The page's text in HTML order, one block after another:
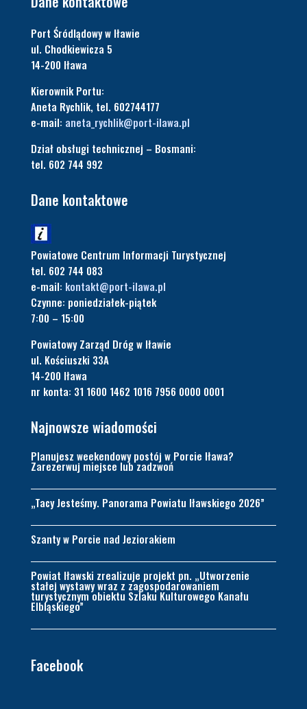
Port Śródlądowy w Iławie
ul. Chodkiewicza 5
14-200 Iława
Kierownik Portu:
Aneta Rychlik, tel. 602744177
e-mail: aneta_rychlik@port-ilawa.pl
Dział obsługi technicznej – Bosmani:
tel. 602 744 992
Dane kontaktowe
Powiatowe Centrum Informacji Turystycznej
tel. 602 744 083
e-mail: kontakt@port-ilawa.pl
Czynne: poniedziałek-piątek
7:00 – 15:00
Powiatowy Zarząd Dróg w Iławie
ul. Kościuszki 33A
14-200 Iława
nr konta: 31 1600 1462 1016 7956 0000 0001
Najnowsze wiadomości
Planujesz weekendowy postój w Porcie Iława?
Zarezerwuj miejsce lub zadzwoń
„Tacy Jesteśmy. Panorama Powiatu Iławskiego 2026”
Szanty w Porcie nad Jeziorakiem
Powiat Iławski zrealizuje projekt pn. „Utworzenie
stałej wystawy wraz z zagospodarowaniem
turystycznym obiektu Szlaku Kulturowego Kanału
Elbląskiego”
Facebook